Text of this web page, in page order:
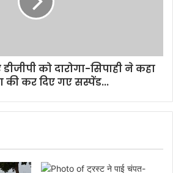
को दारोगा-सिपाही ने कहा
कर दिए गए सस्पेंड...